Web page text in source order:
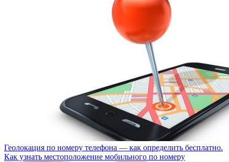
Геолокация по номеру телефона — как определить бесплатно.
Как узнать местоположение мобильного по номеру